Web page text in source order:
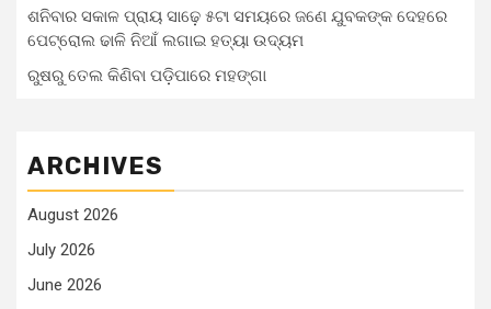
ଶନିବାର ସକାଳ ପ୍ରାୟ ସାଢ଼େ ୫ଟା ସମୟରେ ଜଣେ ଯୁବକଙ୍କ ଦେହରେ
ପେଟ୍ରୋଲ ଢାଳି ନିଆଁ ଲଗାଇ ହତ୍ୟା ଉଦ୍ୟମ
ରୁଷରୁ ତେଲ କିଣିବା ପଡ଼ିପାରେ ମହଙ୍ଗା
ARCHIVES
August 2026
July 2026
June 2026